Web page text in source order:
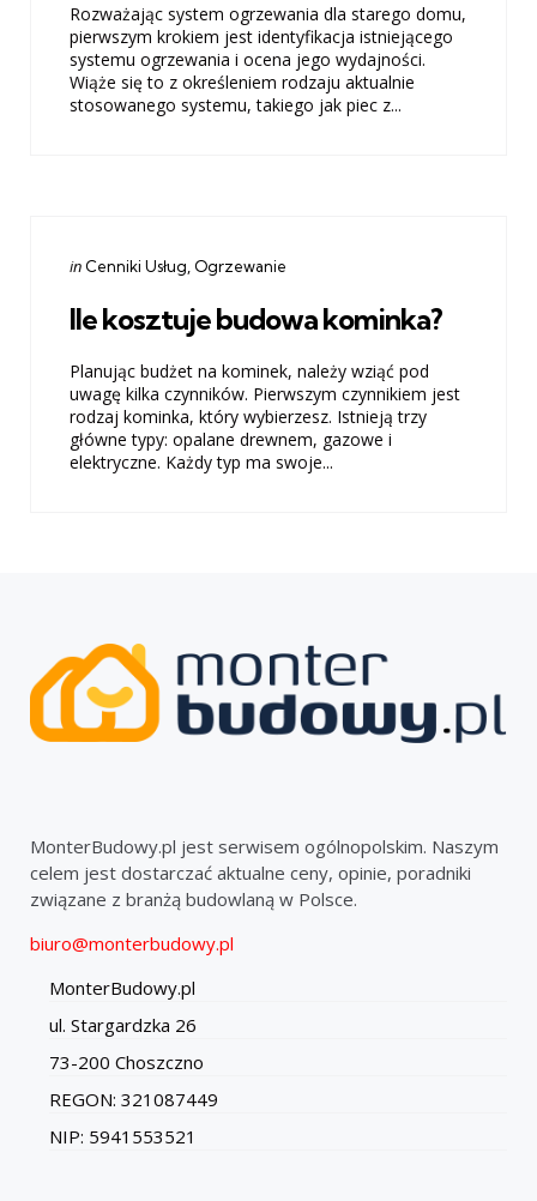
Rozważając system ogrzewania dla starego domu,
pierwszym krokiem jest identyfikacja istniejącego
systemu ogrzewania i ocena jego wydajności.
Wiąże się to z określeniem rodzaju aktualnie
stosowanego systemu, takiego jak piec z...
Categories
Posted
in Cenniki Usług Ogrzewanie
Ile kosztuje budowa kominka?
Planując budżet na kominek, należy wziąć pod
uwagę kilka czynników. Pierwszym czynnikiem jest
rodzaj kominka, który wybierzesz. Istnieją trzy
główne typy: opalane drewnem, gazowe i
elektryczne. Każdy typ ma swoje...
MonterBudowy.pl jest serwisem ogólnopolskim. Naszym
celem jest dostarczać aktualne ceny, opinie, poradniki
związane z branżą budowlaną w Polsce.
biuro@monterbudowy.pl
MonterBudowy.pl
ul. Stargardzka 26
73-200 Choszczno
REGON: 321087449
NIP: 5941553521